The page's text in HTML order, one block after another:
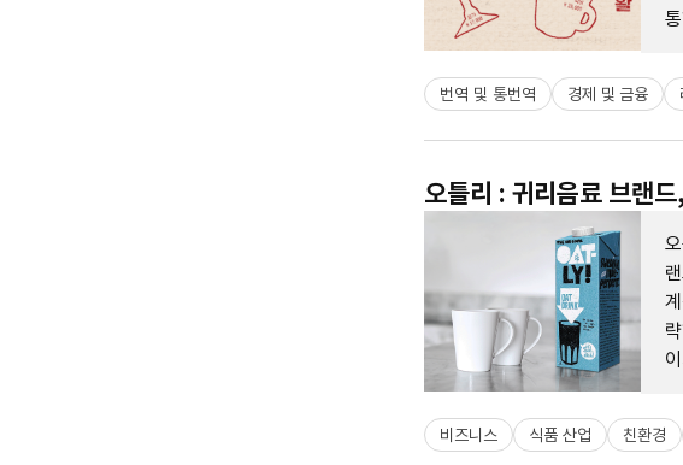
번역 및 통번역 경제 및 금융
오틀리 : 귀리음료 브랜
비즈니스 식품 산업 친환경